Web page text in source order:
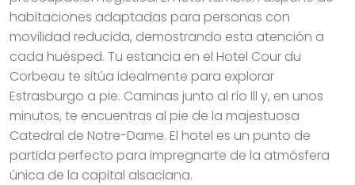
habitaciones adaptadas para personas con
movilidad reducida, demostrando esta atención a
cada huésped. Tu estancia en el Hotel Cour du
Corbeau te sitúa idealmente para explorar
Estrasburgo a pie. Caminas junto al río Ill y, en unos
minutos, te encuentras al pie de la majestuosa
Catedral de Notre-Dame. El hotel es un punto de
partida perfecto para impregnarte de la atmósfera
única de la capital alsaciana.